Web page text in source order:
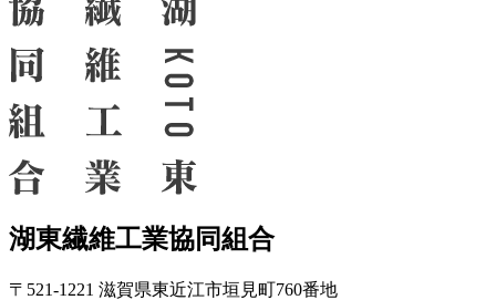
湖東繊維工業協同組合
〒521-1221 滋賀県東近江市垣見町760番地